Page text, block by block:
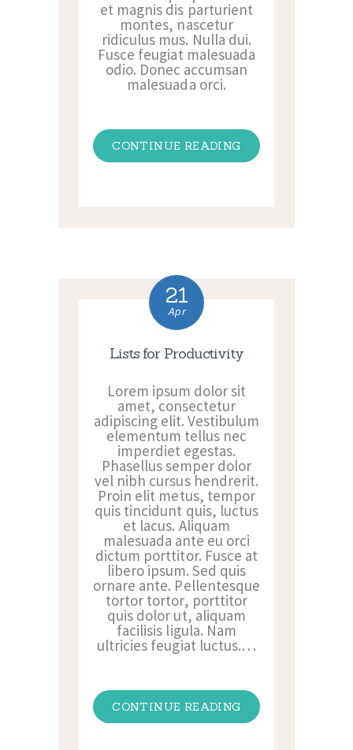
et magnis dis parturient
montes, nascetur
ridiculus mus. Nulla dui.
Fusce feugiat malesuada
odio. Donec accumsan
malesuada orci.
CONTINUE READING
21
Apr
Lists for Productivity
Lorem ipsum dolor sit
amet, consectetur
adipiscing elit. Vestibulum
elementum tellus nec
imperdiet egestas.
Phasellus semper dolor
vel nibh cursus hendrerit.
Proin elit metus, tempor
quis tincidunt quis, luctus
et lacus. Aliquam
malesuada ante eu orci
dictum porttitor. Fusce at
libero ipsum. Sed quis
ornare ante. Pellentesque
tortor tortor, porttitor
quis dolor ut, aliquam
facilisis ligula. Nam
ultricies feugiat luctus.…
CONTINUE READING